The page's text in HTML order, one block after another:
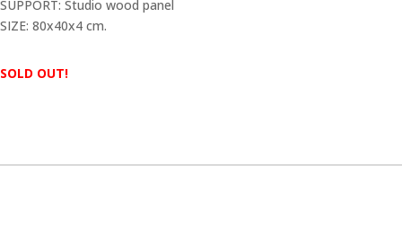
SUPPORT: Studio wood panel
SIZE: 80x40x4 cm.
SOLD OUT!